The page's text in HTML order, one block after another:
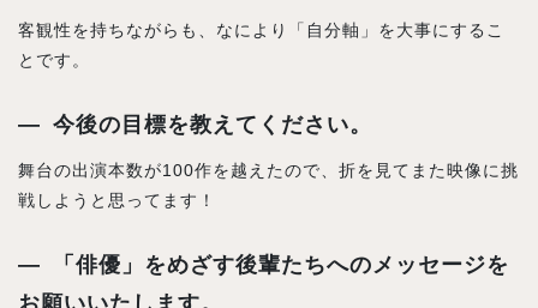
客観性を持ちながらも、なにより「自分軸」を大事にするこ
とです。
今後の目標を教えてください。
舞台の出演本数が100作を越えたので、折を見てまた映像に挑
戦しようと思ってます！
「俳優」をめざす後輩たちへのメッセージを